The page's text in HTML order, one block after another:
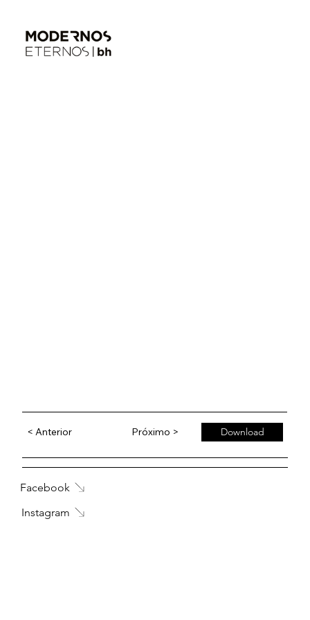
< Anterior Próximo > Download
Facebook
Instagram